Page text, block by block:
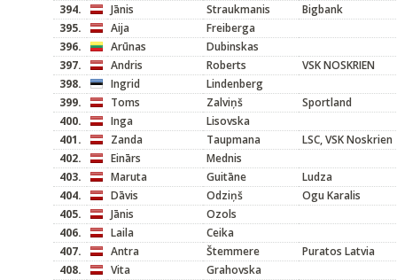
394.
Jānis Straukmanis
Bigbank
395.
Aija
Freiberga
396.
Arūnas
Dubinskas
397.
Andris Roberts
VSK NOSKRIEN
398.
Ingrid
Lindenberg
399.
Toms Zalviņš
Sportland
400.
Inga
Lisovska
401.
Zanda Taupmana
LSC, VSK Noskrien
402.
Einārs
Mednis
403.
Maruta Guitāne
Ludza
404.
Dāvis Odziņš
Ogu Karalis
405.
Jānis
Ozols
406.
Laila
Ceika
407.
Antra Štemmere
Puratos Latvia
408.
Vita
Grahovska